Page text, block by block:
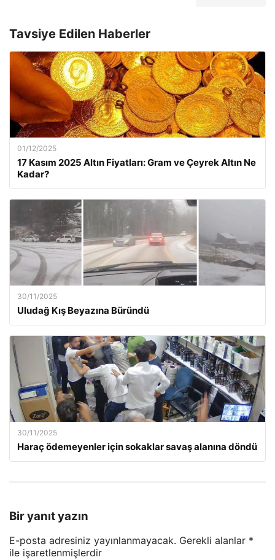
Tavsiye Edilen Haberler
01/12/2025
17 Kasım 2025 Altın Fiyatları: Gram ve Çeyrek Altın Ne
Kadar?
30/11/2025
Uludağ Kış Beyazına Büründü
30/11/2025
Haraç ödemeyenler için sokaklar savaş alanına döndü
Bir yanıt yazın
E-posta adresiniz yayınlanmayacak. Gerekli alanlar *
ile işaretlenmişlerdir